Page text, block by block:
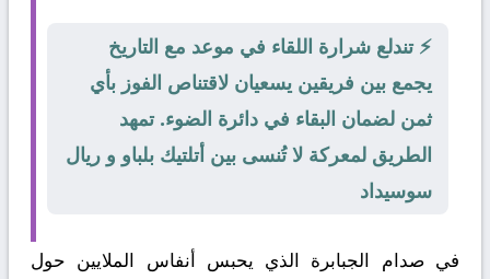
⚡ تندلع شرارة اللقاء في موعد مع التاريخ
يجمع بين فريقين يسعيان لاقتناص الفوز بأي
ثمن لضمان البقاء في دائرة الضوء. تمهد
الطريق لمعركة لا تُنسى بين أتلتيك بلباو و ريال
سوسيداد
في صدام الجبابرة الذي يحبس أنفاس الملايين حول